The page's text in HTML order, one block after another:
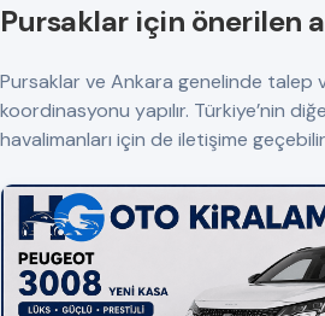
Pursaklar için önerilen
Pursaklar ve Ankara genelinde talep
koordinasyonu yapılır. Türkiye’nin
havalimanları için de iletişime